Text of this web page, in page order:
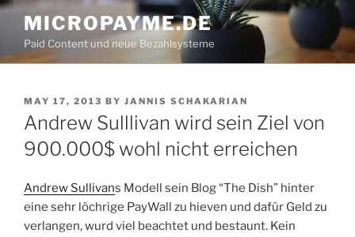
Skip
content
MICROPAYME.DE
Paid Content und neue Bezahlsysteme
POSTED
ON
MAY 17, 2013 BY JANNIS SCHAKARIAN
Andrew Sulllivan wird sein Ziel von
900.000$ wohl nicht erreichen
Andrew Sullivans Modell sein Blog “The Dish” hinter
eine sehr löchrige PayWall zu hieven und dafür Geld zu
verlangen, wurd viel beachtet und bestaunt. Kein